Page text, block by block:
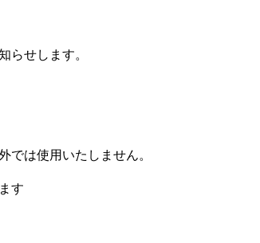
らせします。
では使用いたしません。
す